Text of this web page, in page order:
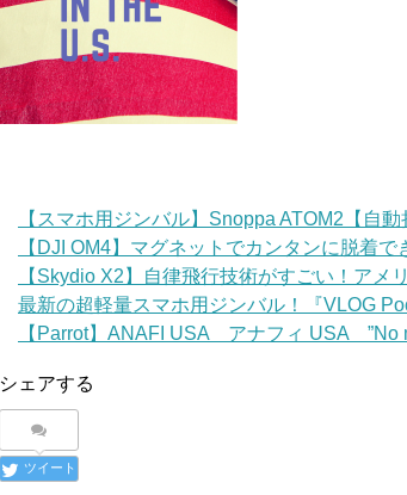
【スマホ用ジンバル】Snoppa ATOM2【自動
【DJI OM4】マグネットでカンタンに脱着
【Skydio X2】自律飛行技術がすごい！アメ
最新の超軽量スマホ用ジンバル！『VLOG
【Parrot】ANAFI USA アナフィ USA ”No
シェアする
ツイート